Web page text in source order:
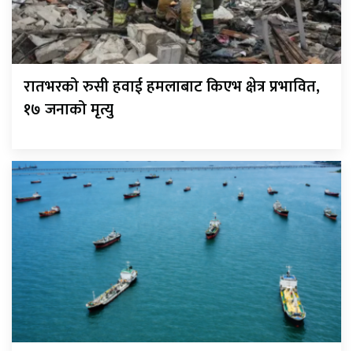
रातभरको रुसी हवाई हमलाबाट किएभ क्षेत्र प्रभावित,
१७ जनाको मृत्यु